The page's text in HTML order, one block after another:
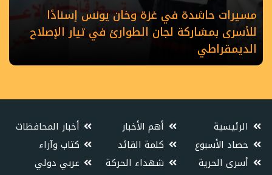
مسيرات حاشدة في غزة وخان يونس إسنادًا
للأسرى بمشاركة لجان الطوارئ في تيار الإصلاح
الديمقراطي
الرئيسية أهم الأخبار
أخبار المحافظات
حصاد الأسبوع
كلمة القائد
كتاب وآراء
أسرى الحرية
شهداء الحركة
عربي دولي